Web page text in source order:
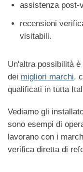
assistenza post-
recensioni
visitabili.
Un'altra possibilità
dei migliori marchi,
qualificati in tutta
Vediamo gli
sono esempi di
lavorano con i
verifica diretta di